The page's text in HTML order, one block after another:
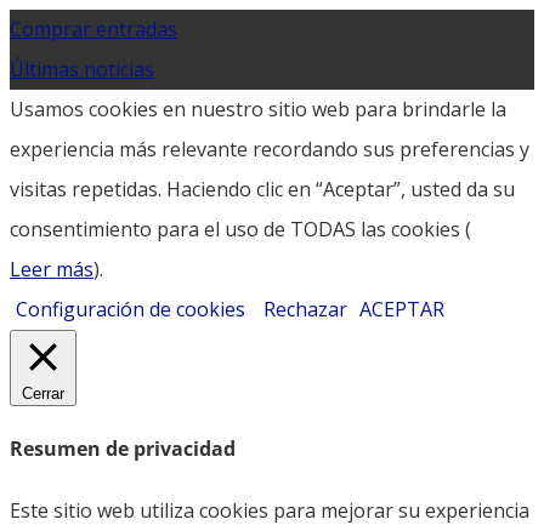
Comprar entradas
Últimas noticias
Usamos cookies en nuestro sitio web para brindarle la
experiencia más relevante recordando sus preferencias y
visitas repetidas. Haciendo clic en “Aceptar”, usted da su
consentimiento para el uso de TODAS las cookies (
Leer más).
Configuración de cookies
Rechazar ACEPTAR
Cerrar
Resumen de privacidad
Este sitio web utiliza cookies para mejorar su experiencia